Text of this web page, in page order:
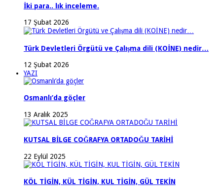
İki para.. lık inceleme.
17 Şubat 2026
Türk Devletleri Örgütü ve Çalışma dili (KOİNE) nedir…
12 Şubat 2026
YAZI
Osmanlı’da göçler
13 Aralık 2025
KUTSAL BİLGE COĞRAFYA ORTADOĞU TARİHİ
22 Eylül 2025
KÖL TİGİN, KÜL TİGİN, KUL TİGİN, GÜL TEKİN